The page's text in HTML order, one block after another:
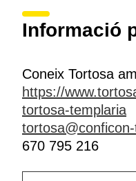
Informació
Coneix Tortosa
https://
tortosa-templaria
670 795 216